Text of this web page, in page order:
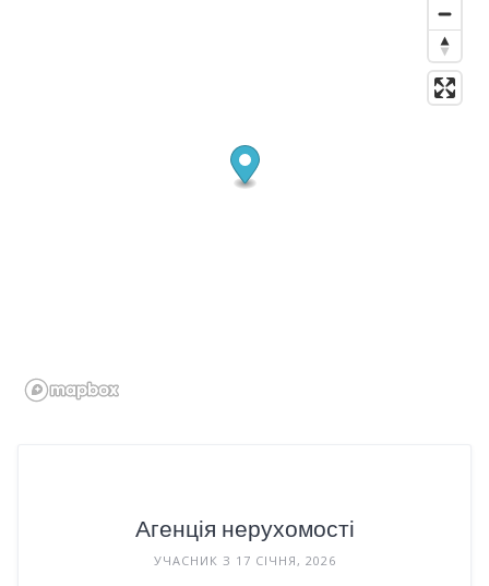
Агенція нерухомості
УЧАСНИК З 17 СІЧНЯ, 2026